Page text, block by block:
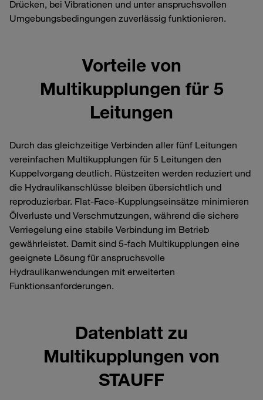
Drücken, bei Vibrationen und unter anspruchsvollen
Umgebungsbedingungen zuverlässig funktionieren.
Vorteile von
Multikupplungen für 5
Leitungen
Durch das gleichzeitige Verbinden aller fünf Leitungen
vereinfachen Multikupplungen für 5 Leitungen den
Kuppelvorgang deutlich. Rüstzeiten werden reduziert und
die Hydraulikanschlüsse bleiben übersichtlich und
reproduzierbar. Flat-Face-Kupplungseinsätze minimieren
Ölverluste und Verschmutzungen, während die sichere
Verriegelung eine stabile Verbindung im Betrieb
gewährleistet. Damit sind 5‑fach Multikupplungen eine
geeignete Lösung für anspruchsvolle
Hydraulikanwendungen mit erweiterten
Funktionsanforderungen.
Datenblatt zu
Multikupplungen von
STAUFF